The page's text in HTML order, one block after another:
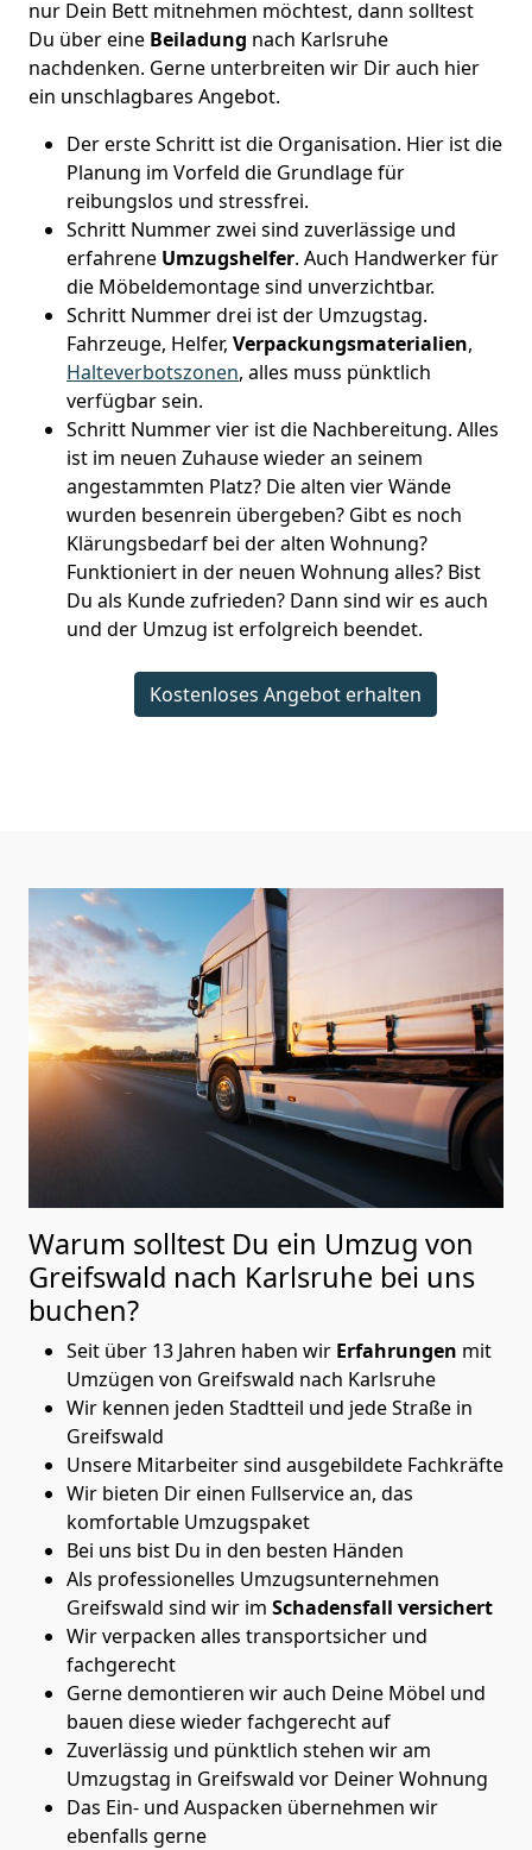
nur Dein Bett mitnehmen möchtest, dann solltest
Du über eine Beiladung nach Karlsruhe
nachdenken. Gerne unterbreiten wir Dir auch hier
ein unschlagbares Angebot.
Der erste Schritt ist die Organisation. Hier ist die
Planung im Vorfeld die Grundlage für
reibungslos und stressfrei.
Schritt Nummer zwei sind zuverlässige und
erfahrene Umzugshelfer. Auch Handwerker für
die Möbeldemontage sind unverzichtbar.
Schritt Nummer drei ist der Umzugstag.
Fahrzeuge, Helfer, Verpackungsmaterialien,
Halteverbotszonen, alles muss pünktlich
verfügbar sein.
Schritt Nummer vier ist die Nachbereitung. Alles
ist im neuen Zuhause wieder an seinem
angestammten Platz? Die alten vier Wände
wurden besenrein übergeben? Gibt es noch
Klärungsbedarf bei der alten Wohnung?
Funktioniert in der neuen Wohnung alles? Bist
Du als Kunde zufrieden? Dann sind wir es auch
und der Umzug ist erfolgreich beendet.
Kostenloses Angebot erhalten
Warum solltest Du ein Umzug von
Greifswald nach Karlsruhe bei uns
buchen?
Seit über 13 Jahren haben wir Erfahrungen mit
Umzügen von Greifswald nach Karlsruhe
Wir kennen jeden Stadtteil und jede Straße in
Greifswald
Unsere Mitarbeiter sind ausgebildete Fachkräfte
Wir bieten Dir einen Fullservice an, das
komfortable Umzugspaket
Bei uns bist Du in den besten Händen
Als professionelles Umzugsunternehmen
Greifswald sind wir im Schadensfall versichert
Wir verpacken alles transportsicher und
fachgerecht
Gerne demontieren wir auch Deine Möbel und
bauen diese wieder fachgerecht auf
Zuverlässig und pünktlich stehen wir am
Umzugstag in Greifswald vor Deiner Wohnung
Das Ein- und Auspacken übernehmen wir
ebenfalls gerne